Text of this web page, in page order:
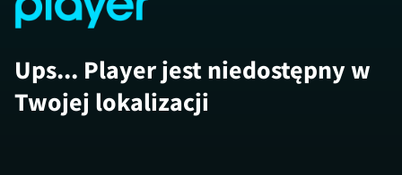
Ups... Player jest niedostępny w
Twojej lokalizacji